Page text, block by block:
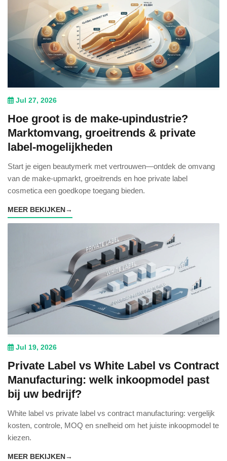
Jul 27, 2026
Hoe groot is de make-upindustrie?
Marktomvang, groeitrends & private
label-mogelijkheden
Start je eigen beautymerk met vertrouwen—ontdek de omvang
van de make-upmarkt, groeitrends en hoe private label
cosmetica een goedkope toegang bieden.
MEER BEKIJKEN→
Jul 19, 2026
Private Label vs White Label vs Contract
Manufacturing: welk inkoopmodel past
bij uw bedrijf?
White label vs private label vs contract manufacturing: vergelijk
kosten, controle, MOQ en snelheid om het juiste inkoopmodel te
kiezen.
MEER BEKIJKEN→